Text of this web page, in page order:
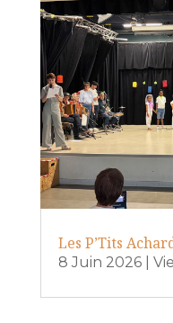
Les P’Tits
8 Juin 2026|